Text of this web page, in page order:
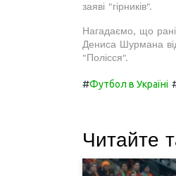
заяві "гірників".
Нагадаємо, що
Дениса Шурмана
"Полісся".
#Футбол в Україні
Читайте